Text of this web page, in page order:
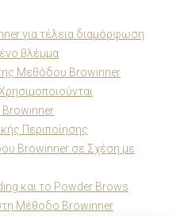
για τέλεια διαμόρφωση
βλέμμα
Μεθόδου Browinner
Browinner
Περιποίησης
Browinner σε Σχέση με
και το Powder Brows
Μέθοδο Browinner